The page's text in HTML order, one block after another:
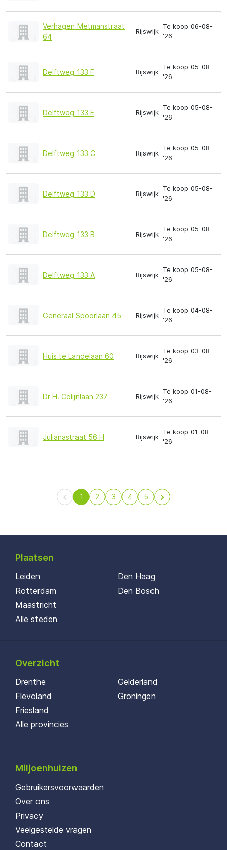
Verhagen Metmanstraat
64
Rijswijk
Te koop 06-08-
'26
Delftweg 133 F Rijswijk
Te koop 05-08-
'26
Delftweg 133 E Rijswijk
Te koop 05-08-
'26
Delftweg 133 C Rijswijk
Te koop 05-08-
'26
Delftweg 133 D Rijswijk
Te koop 05-08-
'26
Delftweg 133 B Rijswijk
Te koop 05-08-
'26
Delftweg 133 A Rijswijk
Te koop 05-08-
'26
Generaal Spoorlaan 45 Rijswijk
Te koop 04-08-
'26
Huis te Landelaan 60 Rijswijk
Te koop 03-08-
'26
Dr H. Colijnlaan 237 Rijswijk
Te koop 01-08-
'26
Julianastraat 56 H Rijswijk
Te koop 01-08-
'26
1 2 3 4 5
Plaatsen
Leiden
Rotterdam
Maastricht
Den Haag
Den Bosch
Alle steden
Overzicht
Drenthe
Flevoland
Friesland
Gelderland
Groningen
Alle provincies
Miljoenhuizen
Gebruikersvoorwaarden
Over ons
Privacy
Veelgestelde vragen
Contact